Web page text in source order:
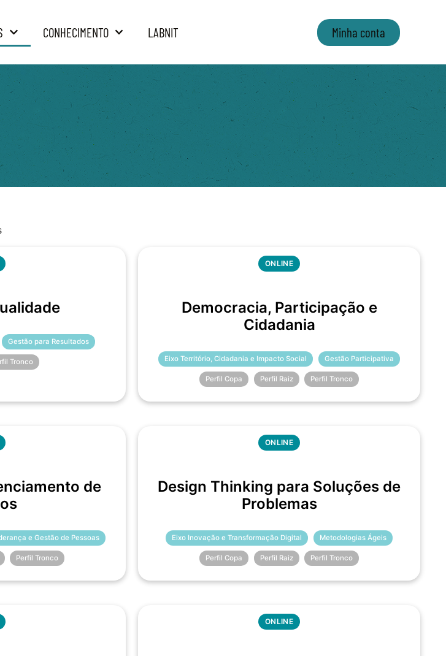
CONHECIMENTO LABNIT Minha conta
Gestão para Resultados
Tronco
ONLINE
Democracia, Participação e
Cidadania
Eixo Território, Cidadania e Impacto Social Gestão Participativa
Perfil Copa Perfil Raiz Perfil Tronco
de
e Gestão de Pessoas
Perfil Tronco
ONLINE
Design Thinking para Soluções de
Problemas
Eixo Inovação e Transformação Digital Metodologias Ágeis
Perfil Copa Perfil Raiz Perfil Tronco
ONLINE